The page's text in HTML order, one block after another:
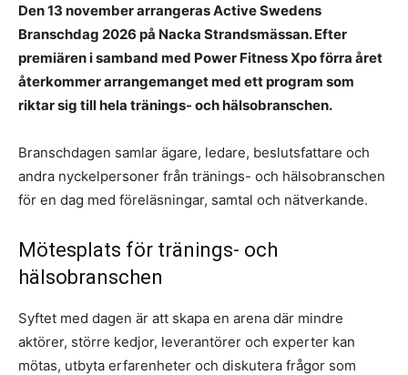
Den 13 november arrangeras Active Swedens
Branschdag 2026 på Nacka Strandsmässan. Efter
premiären i samband med Power Fitness Xpo förra året
återkommer arrangemanget med ett program som
riktar sig till hela tränings- och hälsobranschen.
Branschdagen samlar ägare, ledare, beslutsfattare och
andra nyckelpersoner från tränings- och hälsobranschen
för en dag med föreläsningar, samtal och nätverkande.
Mötesplats för tränings- och
hälsobranschen
Syftet med dagen är att skapa en arena där mindre
aktörer, större kedjor, leverantörer och experter kan
mötas, utbyta erfarenheter och diskutera frågor som